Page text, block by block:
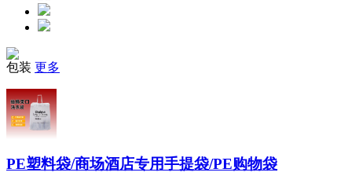
包装 更多
PE塑料袋/商场酒店专用手提袋/PE购物袋